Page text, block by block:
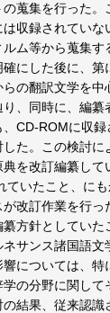
蒐集を行った。
収録されていな
ム等から蒐集す
にした後に、第
の翻訳文学を中
、同時に、編纂
CD-ROMに収
た。この検討に
を改訂編纂し
ていたこと、に
改訂作業を行っ
方針としていた
サンス諸国語文
については、特
学の分野に関して
結果、従来認識